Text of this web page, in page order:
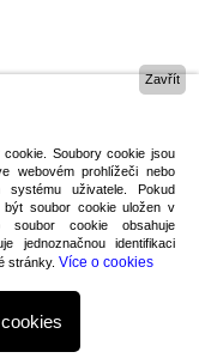
Zavřít
Soubory cookie jsou
webovém prohlížeči nebo
systému uživatele. Pokud
být soubor cookie uložen v
soubor cookie obsahuje
jednoznačnou identifikaci
stránky. Více o cookies